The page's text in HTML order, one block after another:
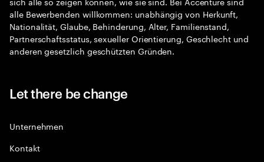
alle Bewerbenden willkommen: unabhängig von Herkunft,
Nationalität, Glaube, Behinderung, Alter, Familienstand,
Partnerschaftsstatus, sexueller Orientierung, Geschlecht und
anderen gesetzlich geschützten Gründen.
Let there be change
Unternehmen
Kontakt